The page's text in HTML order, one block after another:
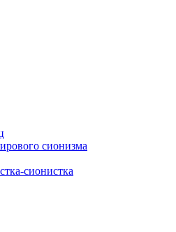
сионизма
сионистка